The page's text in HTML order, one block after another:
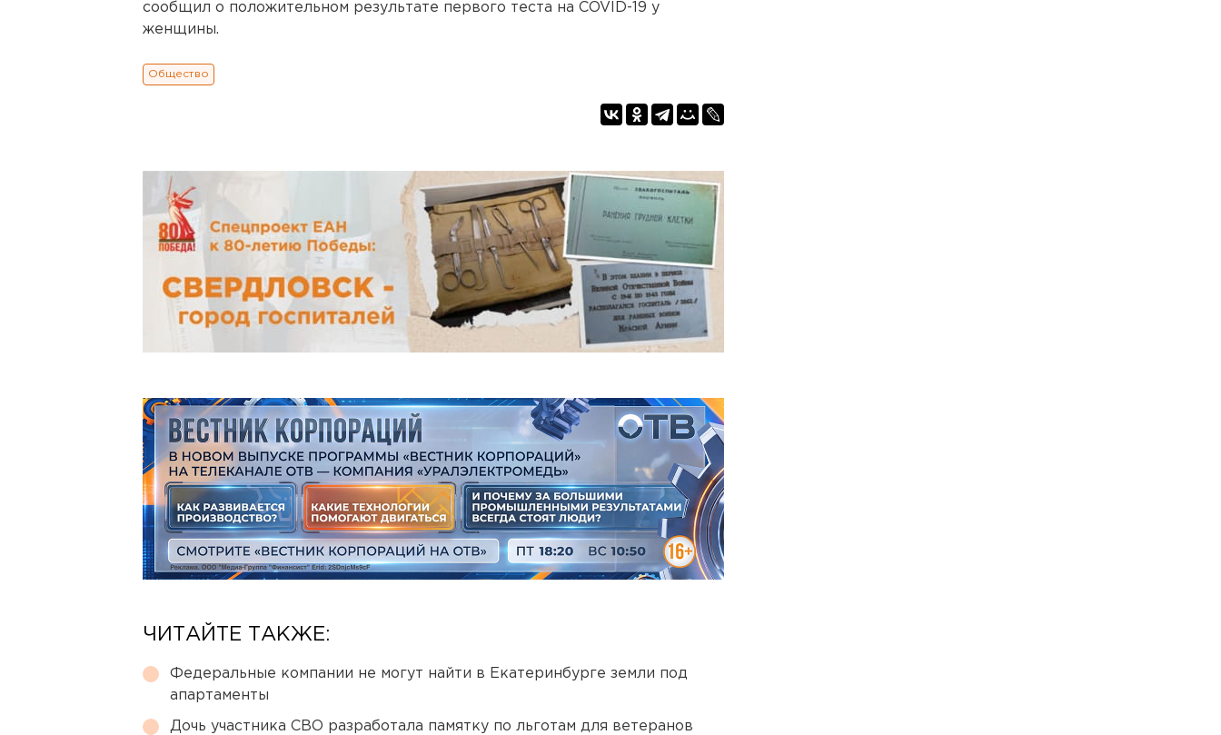
сообщил о положительном результате первого теста на COVID-19 у
женщины.
Общество
ЧИТАЙТЕ ТАКЖЕ:
Федеральные компании не могут найти в Екатеринбурге земли под
апартаменты
Дочь участника СВО разработала памятку по льготам для ветеранов